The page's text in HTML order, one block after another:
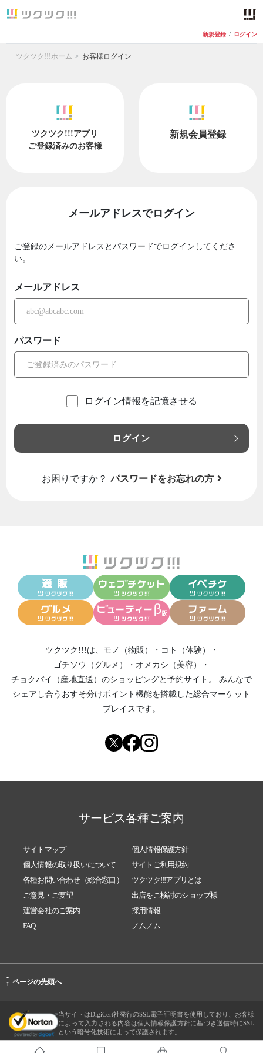
新規登録 / ログイン
ツクツク!!!ホーム お客様ログイン
ツクツク!!!アプリ
ご登録済みのお客様
新規会員登録
メールアドレスでログイン
ご登録のメールアドレスとパスワードでログインしてくださ
い。
メールアドレス
パスワード
ログイン情報を記憶させる
ログイン
お困りですか？ パスワードをお忘れの方
ツクツク!!!は、 モノ（物販） ・ コト（体験）
・
ゴチソウ（グルメ）
・ オメカシ（美容）
・
チョクバイ（産地直送） のショッピングと予約サイト。
みんなで
シェアし合う おすそ分けポイント機能を搭載した総合マーケット
プレイスです。
サービス各種ご案内
サイトマップ
個人情報保護方針
個人情報の取り扱いについて
サイトご利用規約
各種お問い合わせ（総合窓口）
ツクツク!!!アプリとは
ご意見・ご要望
出店をご検討のショップ様
運営会社のご案内
採用情報
FAQ
ノムノム
-
↑ ページの先頭へ
当サイトはDigiCert社発行のSSL電子証明書を使用しており、お客様
によって入力される内容は個人情報保護方針に基づき送信時にSSL
という暗号化技術によって保護されます。